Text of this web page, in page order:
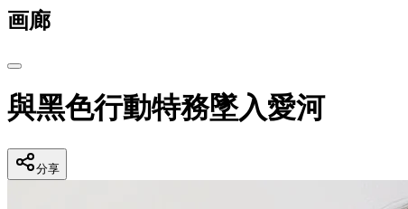
画廊
與黑色行動特務墜入愛河
分享